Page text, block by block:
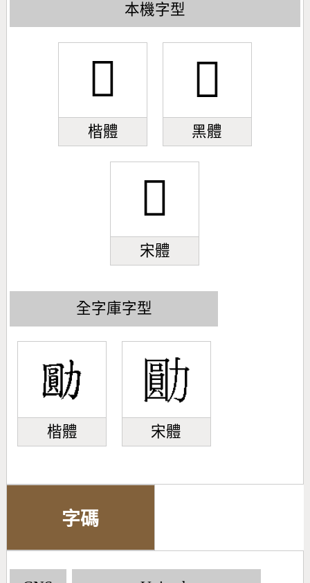
本機字型
󼴝
楷體
󼴝
黑體
󼴝
宋體
全字庫字型
楷體 宋體
字碼